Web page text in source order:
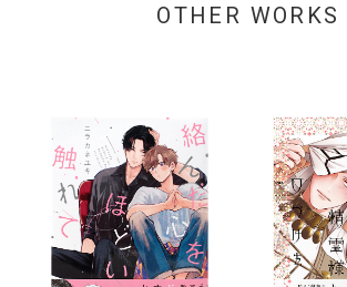
OTHER WORKS